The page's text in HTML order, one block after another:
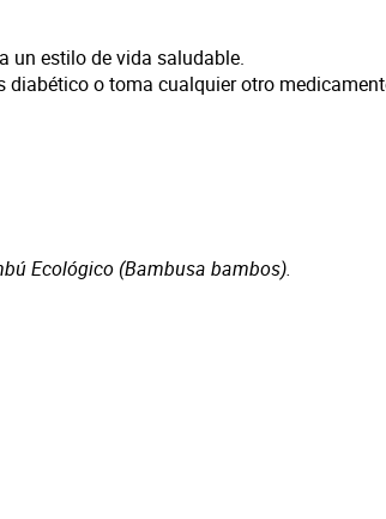
un estilo de vida saludable.
o toma cualquier otro
Ecológico (Bambusa bambos).